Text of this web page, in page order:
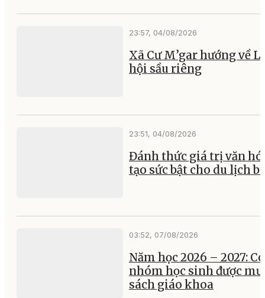
23:57, 04/08/2026
Xã Cư M’gar hướng về
hội sầu riêng
23:51, 04/08/2026
Đánh thức giá trị văn
tạo sức bật cho du lịch
03:52, 07/08/2026
Năm học 2026 – 2027:
nhóm học sinh được
sách giáo khoa